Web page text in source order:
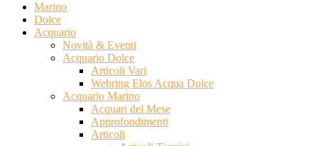
Marino
Dolce
Acquario
Novità & Eventi
Acquario Dolce
Articoli Vari
Webring Elos Acqua Dolce
Acquario Marino
Acquari del Mese
Approfondimenti
Articoli